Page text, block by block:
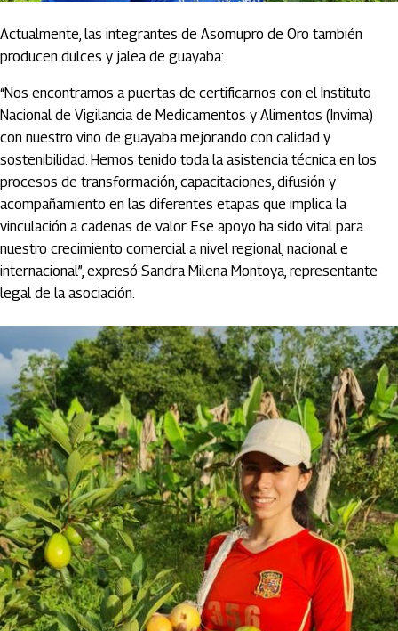
Actualmente, las integrantes de Asomupro de Oro también
producen dulces y jalea de guayaba:
“Nos encontramos a puertas de certificarnos con el Instituto
Nacional de Vigilancia de Medicamentos y Alimentos (Invima)
con nuestro vino de guayaba mejorando con calidad y
sostenibilidad. Hemos tenido toda la asistencia técnica en los
procesos de transformación, capacitaciones, difusión y
acompañamiento en las diferentes etapas que implica la
vinculación a cadenas de valor. Ese apoyo ha sido vital para
nuestro crecimiento comercial a nivel regional, nacional e
internacional”, expresó Sandra Milena Montoya, representante
legal de la asociación.